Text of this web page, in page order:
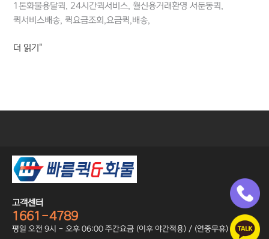
1톤화물용달퀵, 24시간퀵서비스, 월신용거래환영 서둔동퀵,
퀵서비스배송, 퀵요금조회,요금퀵,배송,
더 읽기"
고객센터
1661-4789
평일 오전 9시 - 오후 06:00 주간요금 (이후 야간적용) / (연중무휴)